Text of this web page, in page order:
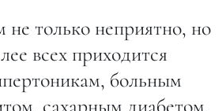
только неприятно, но
всех приходится
больным
сахарным диабетом.